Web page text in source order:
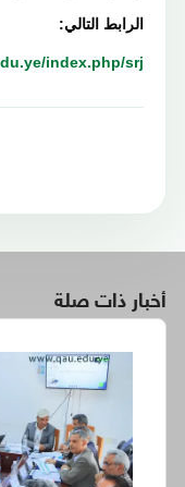
الرابط التالي:
index.php/srj
أخبار ذات صلة